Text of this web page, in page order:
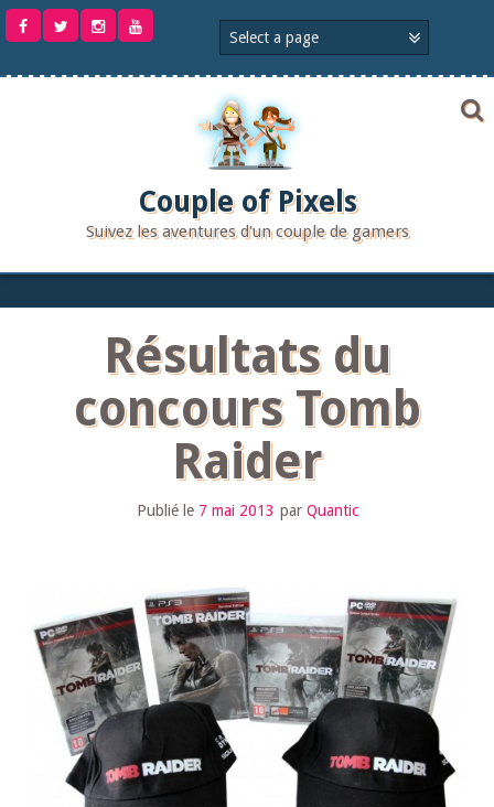
Aller
Couple of Pixels
Suivez les aventures d'un couple de gamers
Résultats du
concours Tomb
Raider
Publié le 7 mai 2013 par Quantic